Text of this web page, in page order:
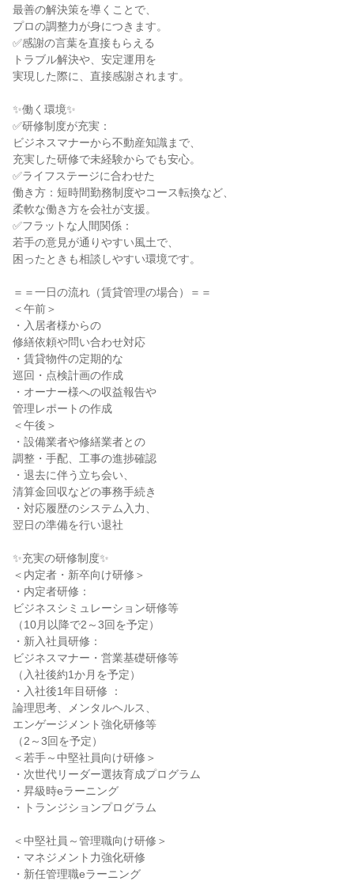
最善の解決策を導くことで、
プロの調整力が身につきます。
✅感謝の言葉を直接もらえる
トラブル解決や、安定運用を
実現した際に、直接感謝されます。
✨働く環境✨
✅研修制度が充実：
ビジネスマナーから不動産知識まで、
充実した研修で未経験からでも安心。
✅ライフステージに合わせた
働き方：短時間勤務制度やコース転換など、
柔軟な働き方を会社が支援。
✅フラットな人間関係：
若手の意見が通りやすい風土で、
困ったときも相談しやすい環境です。
＝＝一日の流れ（賃貸管理の場合）＝＝
＜午前＞
・入居者様からの
修繕依頼や問い合わせ対応
・賃貸物件の定期的な
巡回・点検計画の作成
・オーナー様への収益報告や
管理レポートの作成
＜午後＞
・設備業者や修繕業者との
調整・手配、工事の進捗確認
・退去に伴う立ち会い、
清算金回収などの事務手続き
・対応履歴のシステム入力、
翌日の準備を行い退社
✨充実の研修制度✨
＜内定者・新卒向け研修＞
・内定者研修：
ビジネスシミュレーション研修等
（10月以降で2～3回を予定）
・新入社員研修：
ビジネスマナー・営業基礎研修等
（入社後約1か月を予定）
・入社後1年目研修 ：
論理思考、メンタルヘルス、
エンゲージメント強化研修等
（2～3回を予定）
＜若手～中堅社員向け研修＞
・次世代リーダー選抜育成プログラム
・昇級時eラーニング
・トランジションプログラム
＜中堅社員～管理職向け研修＞
・マネジメント力強化研修
・新任管理職eラーニング